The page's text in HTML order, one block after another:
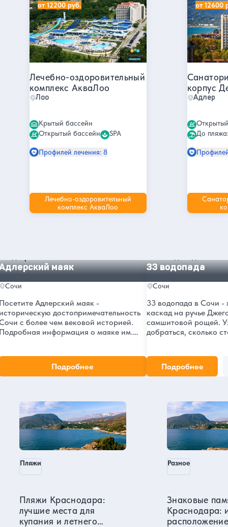
Лечебно-оздоровительный
комплекс АкваЛоо
Лоо
Крытый бассейн
Открытый бассейн
SPA
Профилей лечения: 8
Лечебно-оздоровительный
комплекс АкваЛоо
от 12200 руб.
корпус
Адлер
До
от 12600
маяк
Сочи
Адлерский маяк -
достопримечательность
с более чем вековой историей.
информация о маяке им.
Подробнее
33 водопада
Сочи
33 водопада в Сочи -
каскад на ручье
самшитовой рощей.
добраться, сколько
Подробнее
Пляжи Краснодара:
лучшие места для
купания и летнего
Пляжи
Знаковые
Краснодара:
Разное